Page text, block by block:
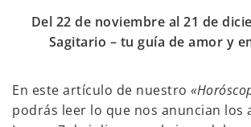
Del 22 de noviembre al 21 de
Sagitario – tu guía de amor y
En este artículo de nuestro
podrás leer lo que nos anuncian los